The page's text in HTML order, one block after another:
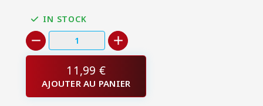
IN STOCK
11,99 €
AJOUTER AU PANIER